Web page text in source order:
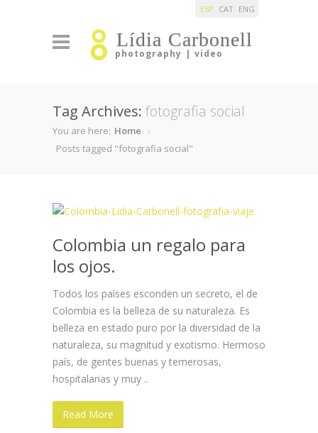
Lídia Carbonell
photography | video
ESP CAT ENG
Tag Archives: fotografia social
You are here: Home
Posts tagged "fotografia social"
Colombia un regalo para
los ojos.
Todos los países esconden un secreto, el de
Colombia es la belleza de su naturaleza. Es
belleza en estado puro por la diversidad de la
naturaleza, su magnitud y exotismo. Hermoso
país, de gentes buenas y temerosas,
hospitalarias y muy ..
Read More